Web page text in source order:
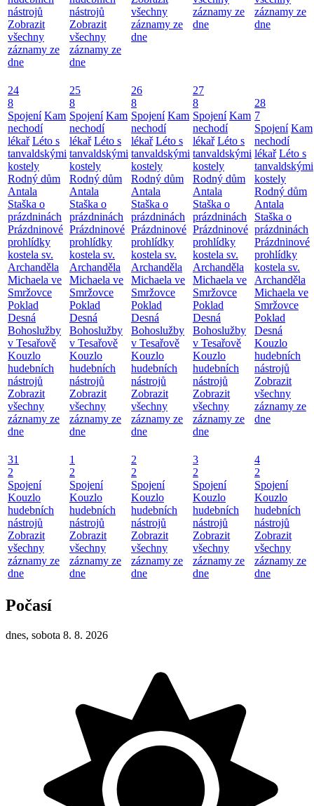
nástrojů
Zobrazit
všechny
záznamy ze
dne
nástrojů
Zobrazit
všechny
záznamy ze
dne
všechny
záznamy ze
dne
záznamy ze
dne
záznamy ze
dne
24
8
Spojení Kam
nechodí
lékař Léto s
tanvaldskými
kostely
Rodný dům
Antala
Staška o
prázdninách
Prázdninové
prohlídky
kostela sv.
Archanděla
Michaela ve
Smržovce
Poklad
Desná
Bohoslužby
v Tesařově
Kouzlo
hudebních
nástrojů
Zobrazit
všechny
záznamy ze
dne
25
8
Spojení Kam
nechodí
lékař Léto s
tanvaldskými
kostely
Rodný dům
Antala
Staška o
prázdninách
Prázdninové
prohlídky
kostela sv.
Archanděla
Michaela ve
Smržovce
Poklad
Desná
Bohoslužby
v Tesařově
Kouzlo
hudebních
nástrojů
Zobrazit
všechny
záznamy ze
dne
26
8
Spojení Kam
nechodí
lékař Léto s
tanvaldskými
kostely
Rodný dům
Antala
Staška o
prázdninách
Prázdninové
prohlídky
kostela sv.
Archanděla
Michaela ve
Smržovce
Poklad
Desná
Bohoslužby
v Tesařově
Kouzlo
hudebních
nástrojů
Zobrazit
všechny
záznamy ze
dne
27
8
Spojení Kam
nechodí
lékař Léto s
tanvaldskými
kostely
Rodný dům
Antala
Staška o
prázdninách
Prázdninové
prohlídky
kostela sv.
Archanděla
Michaela ve
Smržovce
Poklad
Desná
Bohoslužby
v Tesařově
Kouzlo
hudebních
nástrojů
Zobrazit
všechny
záznamy ze
dne
28
7
Spojení Kam
nechodí
lékař Léto s
tanvaldskými
kostely
Rodný dům
Antala
Staška o
prázdninách
Prázdninové
prohlídky
kostela sv.
Archanděla
Michaela ve
Smržovce
Poklad
Desná
Kouzlo
hudebních
nástrojů
Zobrazit
všechny
záznamy ze
dne
31
2
Spojení
Kouzlo
hudebních
nástrojů
Zobrazit
všechny
záznamy ze
dne
1
2
Spojení
Kouzlo
hudebních
nástrojů
Zobrazit
všechny
záznamy ze
dne
2
2
Spojení
Kouzlo
hudebních
nástrojů
Zobrazit
všechny
záznamy ze
dne
3
2
Spojení
Kouzlo
hudebních
nástrojů
Zobrazit
všechny
záznamy ze
dne
4
2
Spojení
Kouzlo
hudebních
nástrojů
Zobrazit
všechny
záznamy ze
dne
Počasí
dnes, sobota 8. 8. 2026